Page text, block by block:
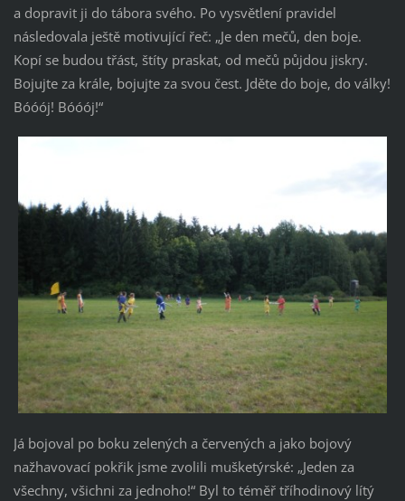
a dopravit ji do tábora svého. Po vysvětlení pravidel
následovala ještě motivující řeč: „Je den mečů, den boje.
Kopí se budou třást, štíty praskat, od mečů půjdou jiskry.
Bojujte za krále, bojujte za svou čest. Jděte do boje, do války!
Bóóój! Bóóój!“
Já bojoval po boku zelených a červených a jako bojový
nažhavovací pokřik jsme zvolili mušketýrské: „Jeden za
všechny, všichni za jednoho!“ Byl to téměř tříhodinový lítý